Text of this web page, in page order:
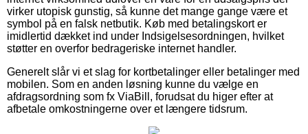
virker utopisk gunstig, så kunne det mange gange være et
symbol på en falsk netbutik. Køb med betalingskort er
imidlertid dækket ind under Indsigelsesordningen, hvilket
støtter en overfor bedrageriske internet handler.
Generelt slår vi et slag for kortbetalinger eller betalinger med
mobilen. Som en anden løsning kunne du vælge en
afdragsordning som fx ViaBill, forudsat du higer efter at
afbetale omkostningerne over et længere tidsrum.